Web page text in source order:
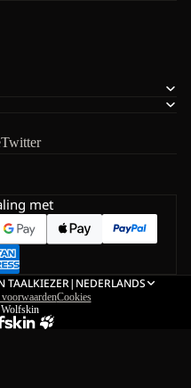
Twitter
met
TAALKIEZER| NEDERLANDS
Cookies
Wolfskin